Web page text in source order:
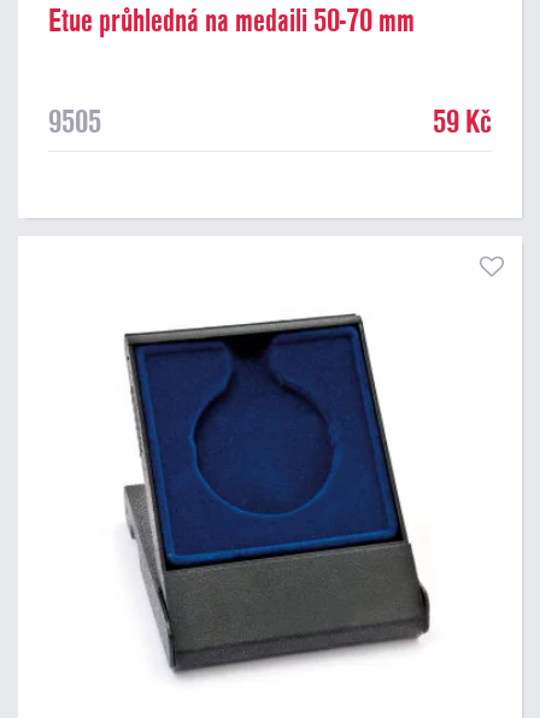
Etue průhledná na medaili 50-70 mm
9505 59 Kč